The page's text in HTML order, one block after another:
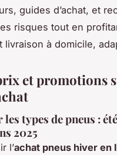
guides d’achat, et
risques tout en
livraison à domicile,
et promotions
types de pneus :
2025
l’achat pneus hiver en